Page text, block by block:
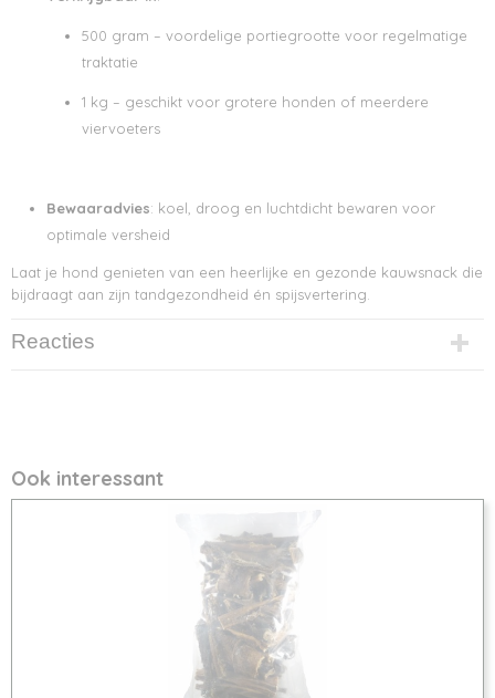
500 gram – voordelige portiegrootte voor regelmatige
traktatie
1 kg – geschikt voor grotere honden of meerdere
viervoeters
Bewaaradvies: koel, droog en luchtdicht bewaren voor
optimale versheid
Laat je hond genieten van een heerlijke en gezonde kauwsnack die
bijdraagt aan zijn tandgezondheid én spijsvertering.
Reacties
Ook interessant